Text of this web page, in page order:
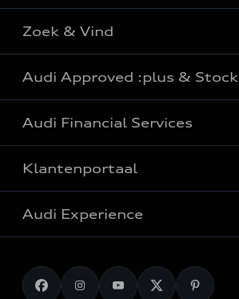
Zoek & Vind
Alle modellen
Plug-in hybrides wagens
Gezinswagens
Audi Approved :plus & Stock
Audi Approved :plus
Audi stockwagens
Audi Financial Services
Particulieren
Professionals
Klantenportaal
Onderhoud & reparatie
Originele Audi Accessoires
Audi Experience
Laden